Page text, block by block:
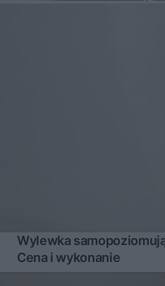
Wylewka
Cena i wykonanie